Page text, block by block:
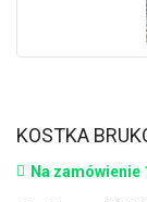
KOSTKA
Na zamówienie